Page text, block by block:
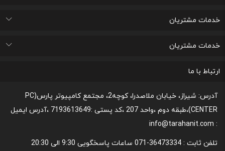
تماس با ما
درباره ما
پرسشهای متداول
اتاق خبر
خدمات مشتریان
قوانین و مقررات مربوط به رعایت حریم شخصی
پیگیری خرید و مدت زمان تحویل
لیست علاقه مندی های من
پشتیبانی و ثبت شکایات مصرف کنندگان
خدمات مشتریان
رونداسترداد وجه
روند مرجوعي كالا و نحوه فسخ خدمات
قوانین و مقررات،نحوه ی پرداخت و شیوه ی ارسال
نحوه پشتیبانی و خدمات پس از فروش
ارتباط با ما
آدرس: شیراز، خیابان ملاصدرا، کوچه2، مجتمع کامپیوتر پارس(PC
CENTER)،طبقه دوم ،واحد 207 ،کد پستی :7193613649 ،آدرس ایمیل
: info@tarahanit.com
تلفن ثابت : 36473334-071 ساعات پاسخگویی 9:30 الی 20:30